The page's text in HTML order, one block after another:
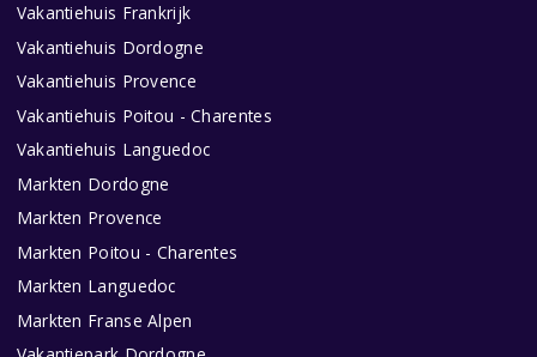
Vakantiehuis Frankrijk
Vakantiehuis Dordogne
Vakantiehuis Provence
Vakantiehuis Poitou - Charentes
Vakantiehuis Languedoc
Markten Dordogne
Markten Provence
Markten Poitou - Charentes
Markten Languedoc
Markten Franse Alpen